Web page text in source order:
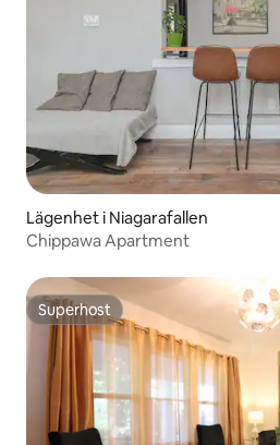
Lägenhet i Niagarafallen
Chippawa Apartment
Superhost
Superhost